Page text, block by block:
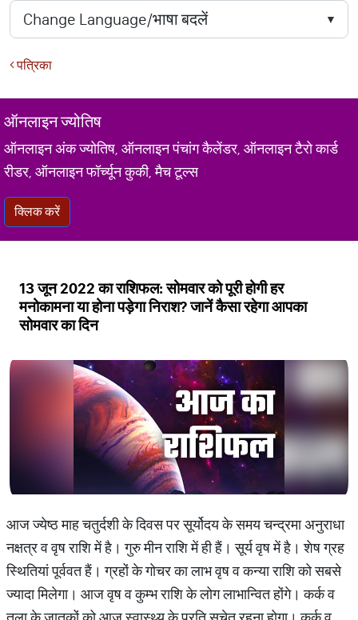
पत्रिका
ऑनलाइन ज्योतिष
ऑनलाइन अंक ज्योतिष, ऑनलाइन पंचांग कैलेंडर, ऑनलाइन टैरो कार्ड
रीडर, ऑनलाइन फॉर्च्यून कुकी, मैच टूल्स
क्लिक करें
13 जून 2022 का राशिफल: सोमवार को पूरी होगी हर
मनोकामना या होना पड़ेगा निराश? जानें कैसा रहेगा आपका
सोमवार का दिन
आज ज्येष्ठ माह चतुर्दशी के दिवस पर सूर्योदय के समय चन्द्रमा अनुराधा
नक्षत्र व वृष राशि में है। गुरु मीन राशि में ही हैं। सूर्य वृष में है। शेष ग्रह
स्थितियां पूर्ववत हैं। ग्रहों के गोचर का लाभ वृष व कन्या राशि को सबसे
ज्यादा मिलेगा। आज वृष व कुम्भ राशि के लोग लाभान्वित होंगे। कर्क व